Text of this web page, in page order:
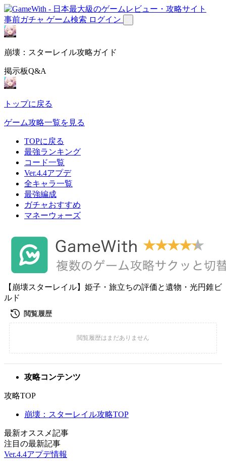
事前ガチャ ゲーム検索 ログイン
崩壊：スターレイル攻略ガイド
掲示板Q&A
トップに戻る
ゲーム攻略一覧を見る
TOPに戻る
最強ランキング
コード一覧
Ver.4.4アプデ
全キャラ一覧
最強編成
ガチャおすすめ
マネーウォーズ
【崩壊スターレイル】姫子・旅立ちの評価と遺物・光円錐ビ
ルド
攻略コンテンツ
攻略TOP
崩壊：スターレイル攻略TOP
最新オススメ記事
注目の最新記事
Ver.4.4アプデ情報